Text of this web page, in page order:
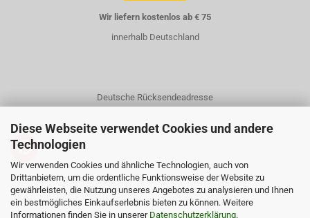
Diese Webseite verwendet Cookies und andere
Technologien
Wir verwenden Cookies und ähnliche Technologien, auch von
Drittanbietern, um die ordentliche Funktionsweise der Website zu
gewährleisten, die Nutzung unseres Angebotes zu analysieren und Ihnen
ein bestmögliches Einkaufserlebnis bieten zu können. Weitere
Informationen finden Sie in unserer Datenschutzerklärung.
Wir liefern kostenlos ab € 75
innerhalb Deutschland
Deutsche Rücksendeadresse
Kontakt
Über uns